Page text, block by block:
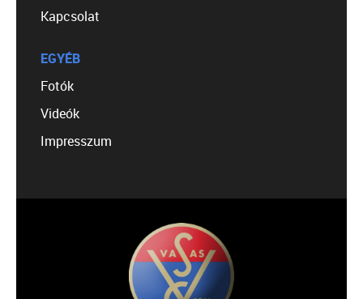
Kapcsolat
EGYÉB
Fotók
Videók
Impresszum